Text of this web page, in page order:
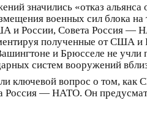
значились «отказ
военных сил блока
и России, Совета Россия —
полученные от США
и Брюсселе не
систем вооружений
ключевой вопрос о том,
— НАТО. Он